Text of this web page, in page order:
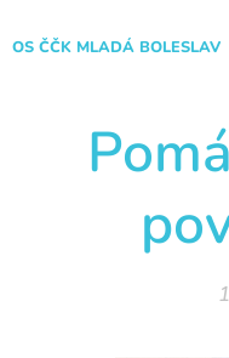
OS ČČK MLADÁ BOLESLAV